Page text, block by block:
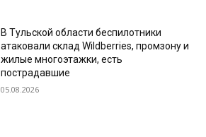
В Тульской области беспилотники
атаковали склад Wildberries, промзону и
жилые многоэтажки, есть
пострадавшие
05.08.2026